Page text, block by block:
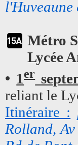
l'Huveaune
Métro
Lycée
• 1er
reliant le
Itinéraire :
Rolland,